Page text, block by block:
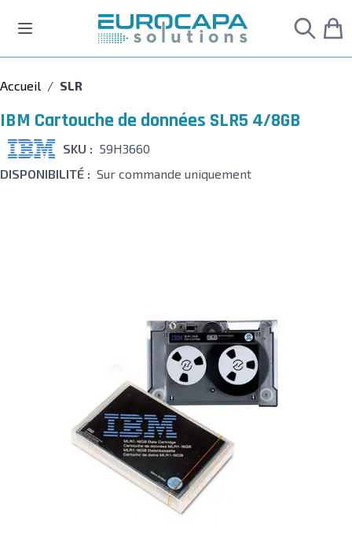
Accueil / SLR
IBM Cartouche de données SLR5 4/8GB
SKU : 59H3660
DISPONIBILITÉ : Sur commande uniquement